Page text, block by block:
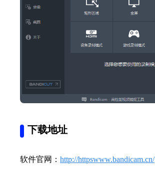
下载地址
软件官网： http://httpswww.bandicam.cn/